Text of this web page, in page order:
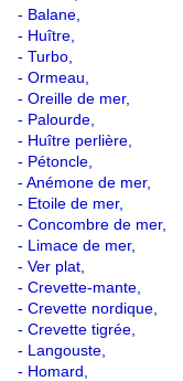
- Balane,
- Huître,
- Turbo,
- Ormeau,
- Oreille de mer,
- Palourde,
- Huître perlière,
- Pétoncle,
- Anémone de mer,
- Etoile de mer,
- Concombre de mer,
- Limace de mer,
- Ver plat,
- Crevette-mante,
- Crevette nordique,
- Crevette tigrée,
- Langouste,
- Homard,